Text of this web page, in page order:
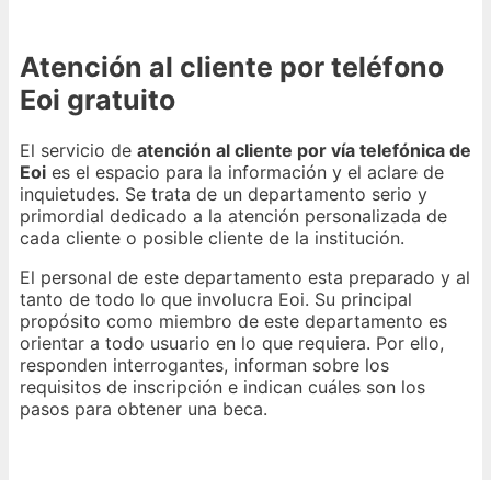
Atención al cliente por teléfono
Eoi gratuito
El servicio de atención al cliente por vía telefónica de
Eoi es el espacio para la información y el aclare de
inquietudes. Se trata de un departamento serio y
primordial dedicado a la atención personalizada de
cada cliente o posible cliente de la institución.
El personal de este departamento esta preparado y al
tanto de todo lo que involucra Eoi. Su principal
propósito como miembro de este departamento es
orientar a todo usuario en lo que requiera. Por ello,
responden interrogantes, informan sobre los
requisitos de inscripción e indican cuáles son los
pasos para obtener una beca.